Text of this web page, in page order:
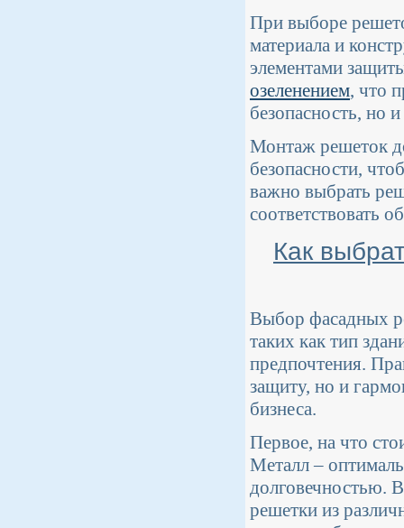
При выборе
материала и
элементами
озеленением, что
безопасность, но
Монтаж решеток
безопасности,
важно выбрать
соответствовать
Как
Выбор фасадных
таких как тип
предпочтения.
защиту, но и
бизнеса.
Первое, на что
Металл –
долговечностью.
решетки из